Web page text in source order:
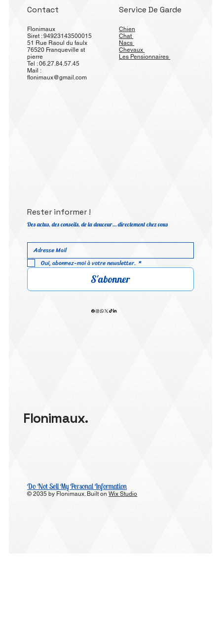
Contact
Flonimaux
Siret : 94923143500015
51 Rue Raoul du faulx
76520 Franqueville st
pierre
Tel : 06.27.84.57.45
Mail :
flonimaux@gmail.com
Service De Garde
Chien
Chat
Nacs
Chevaux
Les Pensionnaires
Rester informer !
Des actus, des conseils, de la douceur… directement chez vous
Oui, abonnez-moi à votre newsletter. *
S'abonner
Flonimaux.
Do Not Sell My Personal Information
© 2035 by Flonimaux. Built onWix Studio